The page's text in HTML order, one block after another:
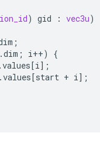
) gid : vec3u)
;
.dim ; i++)
{
.values[i];
.values[start + i];